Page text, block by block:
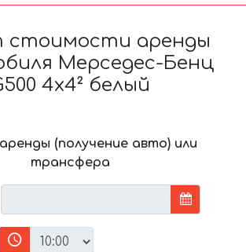
стоимости аренды
Мерседес-Бенц
4x4² белый
(получение авто) или
трансфера